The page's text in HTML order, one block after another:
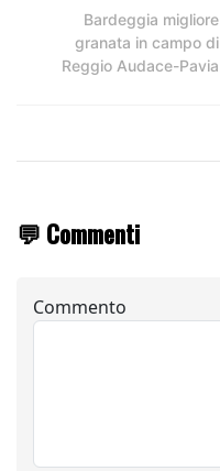
Bardeggia migliore
granata in campo di
Reggio Audace-Pavia
💬 Commenti